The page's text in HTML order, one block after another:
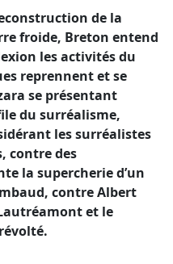
de la
froide, Breton entend
les activités du
reprennent et se
se présentant
du surréalisme,
les surréalistes
contre des
la supercherie d’un
contre Albert
et le